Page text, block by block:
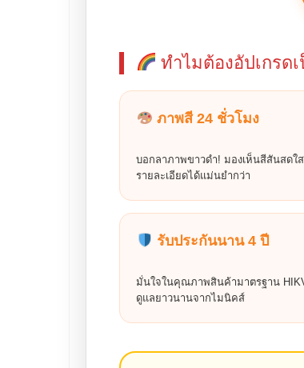
ทำไมต้องอัปเกรด
ภาพสี 24 ชั่วโมง
บอกลาภาพขาวดำ! มองเห็นสีสันสดใ
รายละเอียดได้แม่นยำกว่า
รับประกันนาน 4 ปี
มั่นใจในคุณภาพสินค้ามาตรฐาน
ดูแลยาวนานจากไมนิคส์